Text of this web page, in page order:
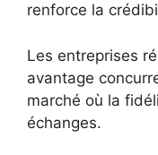
renforce la
Les entreprises
avantage
marché où la
échanges.